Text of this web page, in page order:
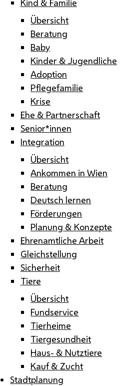
Übersicht
Beratung
Baby
Kinder & Jugendliche
Adoption
Pflegefamilie
Krise
Ehe & Partnerschaft
Senior*innen
Integration
Übersicht
Ankommen in Wien
Beratung
Deutsch lernen
Förderungen
Planung & Konzepte
Ehrenamtliche Arbeit
Gleichstellung
Sicherheit
Tiere
Übersicht
Fundservice
Tierheime
Tiergesundheit
Haus- & Nutztiere
Kauf & Zucht
Stadtplanung